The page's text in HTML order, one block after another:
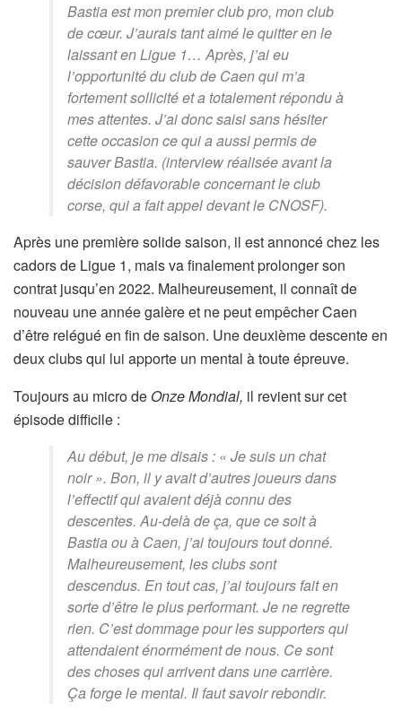
Bastia est mon premier club pro, mon club
de cœur. J’aurais tant aimé le quitter en le
laissant en Ligue 1… Après, j’ai eu
l’opportunité du club de Caen qui m’a
fortement sollicité et a totalement répondu à
mes attentes. J’ai donc saisi sans hésiter
cette occasion ce qui a aussi permis de
sauver Bastia. (interview réalisée avant la
décision défavorable concernant le club
corse, qui a fait appel devant le CNOSF).
Après une première solide saison, il est annoncé chez les
cadors de Ligue 1, mais va finalement prolonger son
contrat jusqu’en 2022. Malheureusement, il connaît de
nouveau une année galère et ne peut empêcher Caen
d’être relégué en fin de saison. Une deuxième descente en
deux clubs qui lui apporte un mental à toute épreuve.
Toujours au micro de Onze Mondial, il revient sur cet
épisode difficile :
Au début, je me disais : « Je suis un chat
noir ». Bon, il y avait d’autres joueurs dans
l’effectif qui avaient déjà connu des
descentes. Au-delà de ça, que ce soit à
Bastia ou à Caen, j’ai toujours tout donné.
Malheureusement, les clubs sont
descendus. En tout cas, j’ai toujours fait en
sorte d’être le plus performant. Je ne regrette
rien. C’est dommage pour les supporters qui
attendaient énormément de nous. Ce sont
des choses qui arrivent dans une carrière.
Ça forge le mental. Il faut savoir rebondir.